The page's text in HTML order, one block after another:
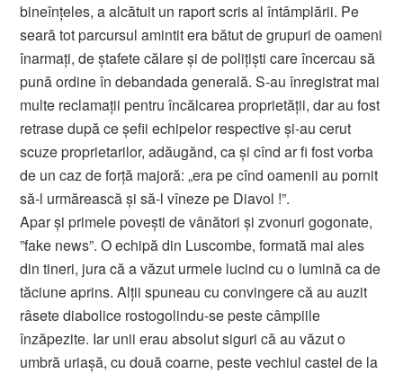
bineînţeles, a alcătuit un raport scris al întâmplării. Pe
seară tot parcursul amintit era bătut de grupuri de oameni
înarmaţi, de ştafete călare şi de poliţişti care încercau să
pună ordine în debandada generală. S-au înregistrat mai
multe reclamaţii pentru încălcarea proprietăţii, dar au fost
retrase după ce şefii echipelor respective şi-au cerut
scuze proprietarilor, adăugănd, ca şi cînd ar fi fost vorba
de un caz de forţă majoră: „era pe cînd oamenii au pornit
să-l urmărească şi să-l vîneze pe Diavol !”.
Apar şi primele poveşti de vânători şi zvonuri gogonate,
”fake news”. O echipă din Luscombe, formată mai ales
din tineri, jura că a văzut urmele lucind cu o lumină ca de
tăciune aprins. Alţii spuneau cu convingere că au auzit
râsete diabolice rostogolindu-se peste câmpiile
înzăpezite. Iar unii erau absolut siguri că au văzut o
umbră uriaşă, cu două coarne, peste vechiul castel de la